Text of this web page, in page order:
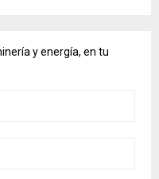
y energía, en tu